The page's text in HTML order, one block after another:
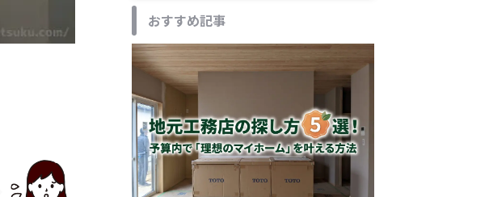
おすすめ記事